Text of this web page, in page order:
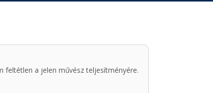
feltétlen a jelen művész teljesítményére.